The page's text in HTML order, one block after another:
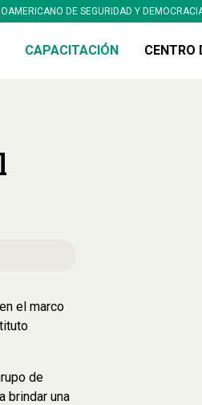
DE SEGURIDAD Y
CAPACITACIÓN CENTRO
el marco
de
brindar una